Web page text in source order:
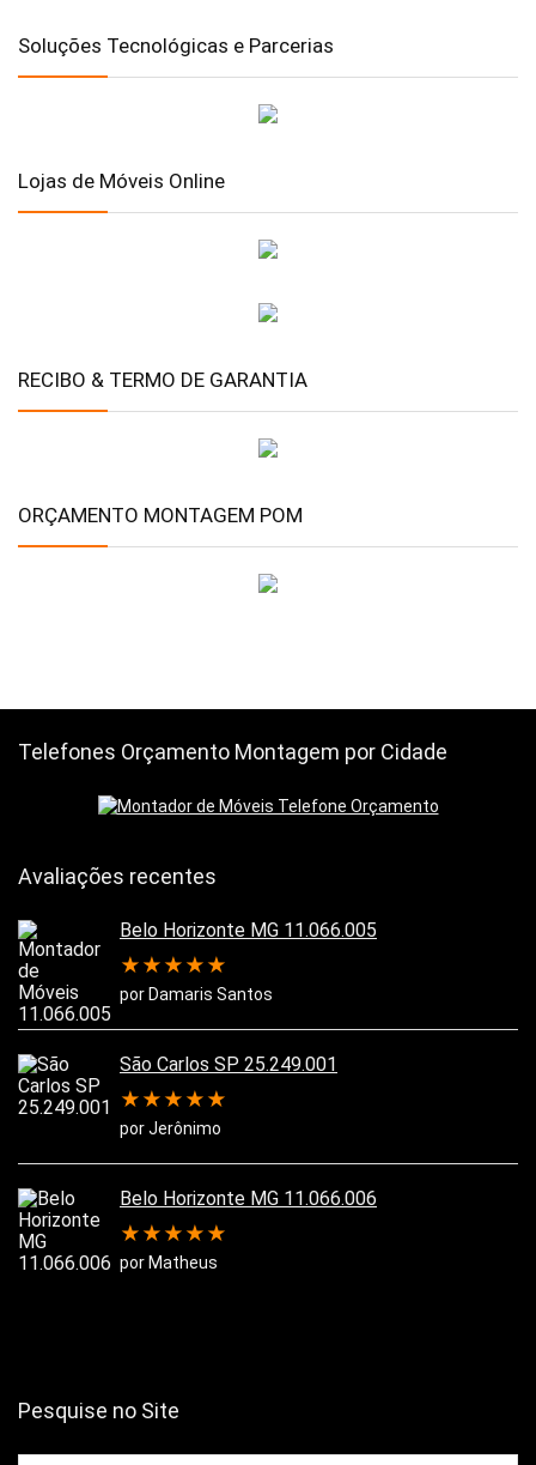
Soluções Tecnológicas e Parcerias
Lojas de Móveis Online
RECIBO & TERMO DE GARANTIA
ORÇAMENTO MONTAGEM POM
Telefones Orçamento Montagem por Cidade
Avaliações recentes
Belo Horizonte MG 11.066.005
★ ★ ★ ★ ★
por Damaris Santos
São Carlos SP 25.249.001
★ ★ ★ ★ ★
por Jerônimo
Belo Horizonte MG 11.066.006
★ ★ ★ ★ ★
por Matheus
Pesquise no Site